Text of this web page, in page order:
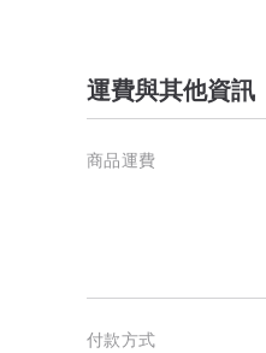
運費與其他資訊
商品運費
付款方式